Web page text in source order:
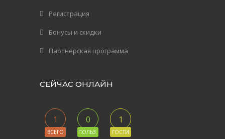
Регистрация
Бонусы и скидки
Партнерская программа
СЕЙЧАС ОНЛАЙН
1
ВСЕГО
0
ПОЛЬЗ.
1
ГОСТИ